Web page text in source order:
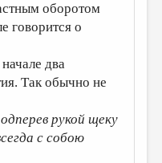
оборотом
говорится о
два
Так обычно не
рукой щеку
с собою